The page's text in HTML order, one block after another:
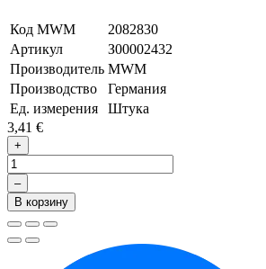
Код MWM
2082830
Артикул
З00002432
Производитель MWM
Производство
Германия
Ед. измерения
Штука
3,41 €
+
–
В корзину